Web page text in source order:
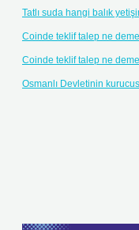
Tatlı suda hangi balık
Coinde teklif talep ne
Coinde teklif talep ne
Osmanlı Devletinin